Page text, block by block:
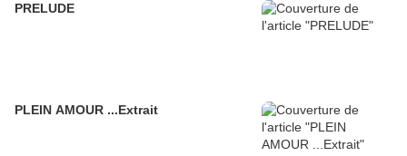
PRELUDE
PLEIN AMOUR ...Extrait